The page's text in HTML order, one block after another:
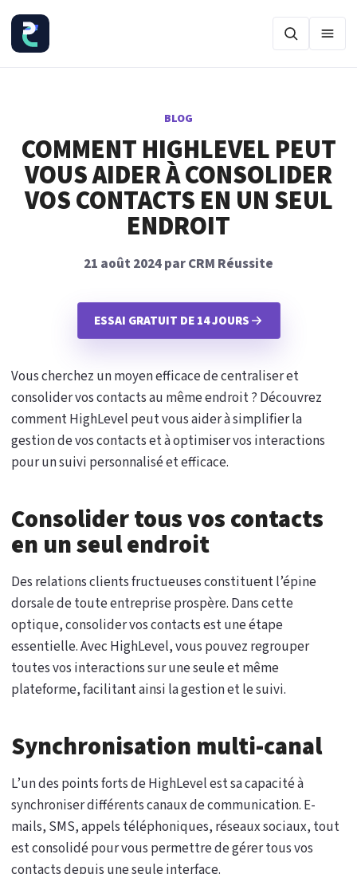
BLOG
COMMENT HIGHLEVEL PEUT
VOUS AIDER À CONSOLIDER
VOS CONTACTS EN UN SEUL
ENDROIT
21 août 2024 par CRM Réussite
ESSAI GRATUIT DE 14 JOURS
Vous cherchez un moyen efficace de centraliser et
consolider vos contacts au même endroit ? Découvrez
comment HighLevel peut vous aider à simplifier la
gestion de vos contacts et à optimiser vos interactions
pour un suivi personnalisé et efficace.
Consolider tous vos contacts
en un seul endroit
Des relations clients fructueuses constituent l’épine
dorsale de toute entreprise prospère. Dans cette
optique, consolider vos contacts est une étape
essentielle. Avec HighLevel, vous pouvez regrouper
toutes vos interactions sur une seule et même
plateforme, facilitant ainsi la gestion et le suivi.
Synchronisation multi-canal
L’un des points forts de HighLevel est sa capacité à
synchroniser différents canaux de communication. E-
mails, SMS, appels téléphoniques, réseaux sociaux, tout
est consolidé pour vous permettre de gérer tous vos
contacts depuis une seule interface.